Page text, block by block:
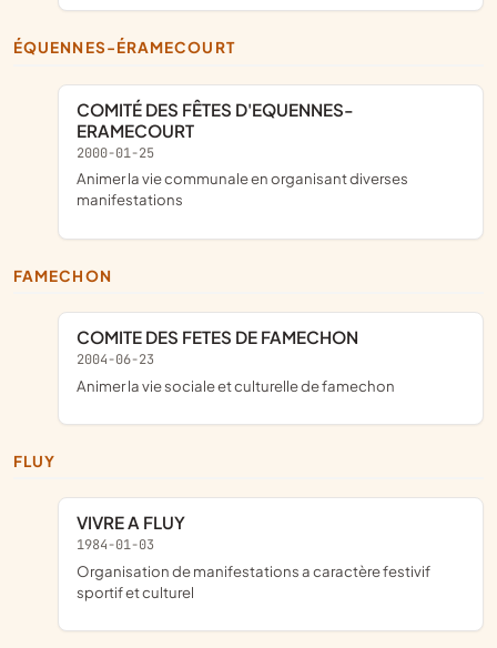
ÉQUENNES-ÉRAMECOURT
COMITÉ DES FÊTES D'EQUENNES-
ERAMECOURT
2000-01-25
animer la vie communale en organisant diverses
manifestations
FAMECHON
COMITE DES FETES DE FAMECHON
2004-06-23
animer la vie sociale et culturelle de famechon
FLUY
VIVRE A FLUY
1984-01-03
organisation de manifestations a caractère festivif
sportif et culturel